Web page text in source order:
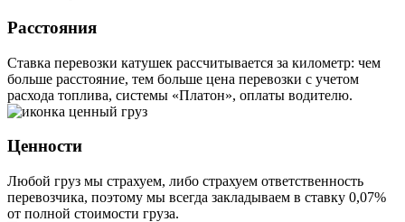
Расстояния
Ставка перевозки катушек рассчитывается за километр: чем
больше расстояние, тем больше цена перевозки с учетом
расхода топлива, системы «Платон», оплаты водителю.
Ценности
Любой груз мы страхуем, либо страхуем ответственность
перевозчика, поэтому мы всегда закладываем в ставку 0,07%
от полной стоимости груза.